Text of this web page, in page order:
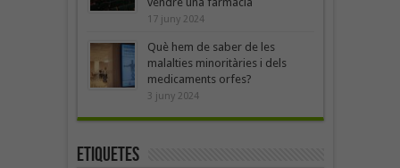
17 juny 2024
Què hem de saber de les
malalties minoritàries i dels
medicaments orfes?
3 juny 2024
Etiquetes